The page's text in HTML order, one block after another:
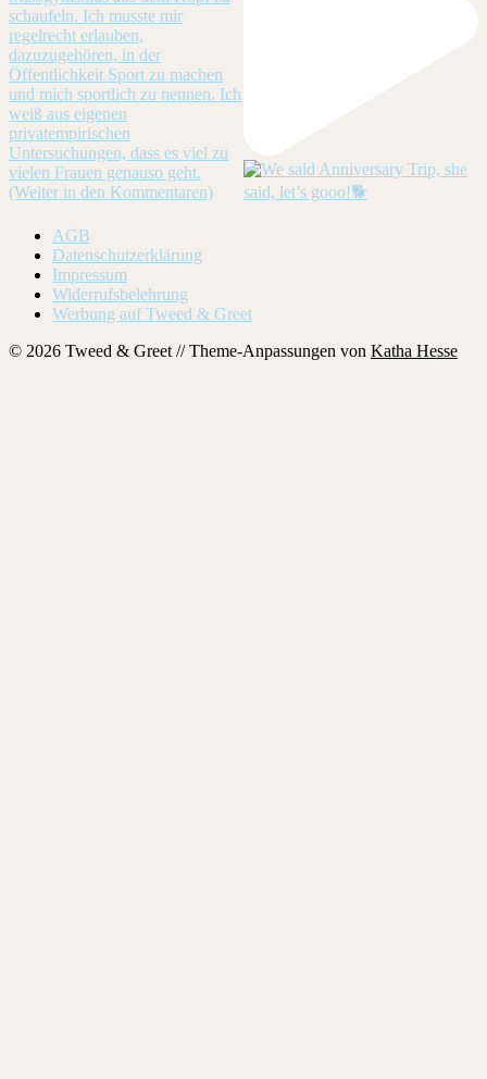
AGB
Datenschutzerklärung
Impressum
Widerrufsbelehrung
Werbung auf Tweed & Greet
© 2026 Tweed & Greet // Theme-Anpassungen von Katha Hesse